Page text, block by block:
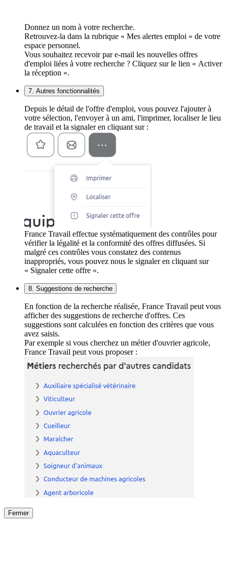
Donnez un nom à votre recherche.
Retrouvez-la dans la rubrique « Mes alertes emploi » de votre
espace personnel.
Vous souhaitez recevoir par e-mail les nouvelles offres
d'emploi liées à votre recherche ? Cliquez sur le lien « Activer
la réception ».
7. Autres fonctionnalités
Depuis le détail de l'offre d'emploi, vous pouvez l'ajouter à
votre sélection, l'envoyer à un ami, l'imprimer, localiser le lieu
de travail et la signaler en cliquant sur :
France Travail effectue systématiquement des contrôles pour
vérifier la légalité et la conformité des offres diffusées. Si
malgré ces contrôles vous constatez des contenus
inappropriés, vous pouvez nous le signaler en cliquant sur
« Signaler cette offre ».
8. Suggestions de recherche
En fonction de la recherche réalisée, France Travail peut vous
afficher des suggestions de recherche d'offres. Ces
suggestions sont calculées en fonction des critères que vous
avez saisis.
Par exemple si vous cherchez un métier d'ouvrier agricole,
France Travail peut vous proposer :
Fermer